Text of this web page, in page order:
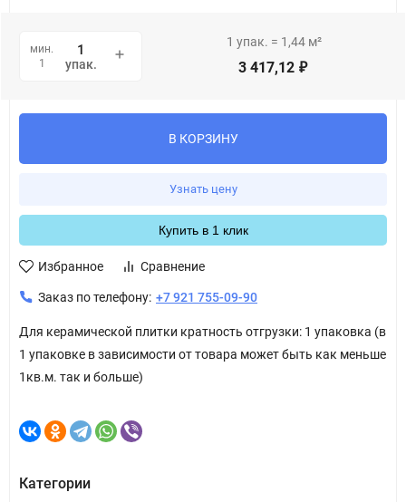
мин.
1
упак.
1 упак. = 1,44 м²
3 417,12 ₽
В КОРЗИНУ
Узнать цену
Купить в 1 клик
Избранное Сравнение
Заказ по телефону: +7 921 755-09-90
Для керамической плитки кратность отгрузки: 1 упаковка (в
1 упаковке в зависимости от товара может быть как меньше
1кв.м. так и больше)
Категории